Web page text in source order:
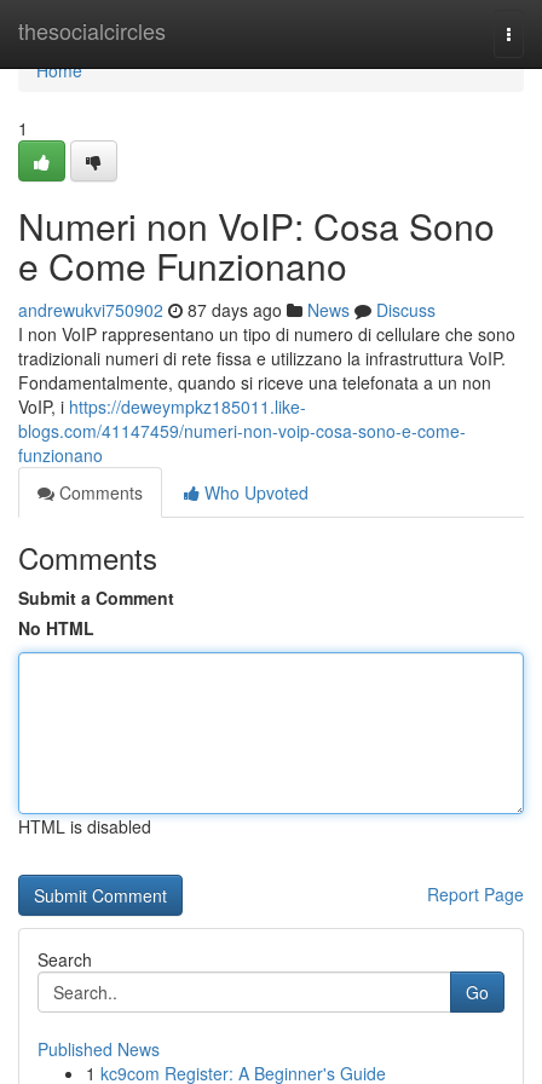
thesocialcircles
Home
Home
1
Numeri non VoIP: Cosa Sono
e Come Funzionano
andrewukvi750902 87 days ago News
Discuss
I non VoIP rappresentano un tipo di numero di cellulare che sono
tradizionali numeri di rete fissa e utilizzano la infrastruttura VoIP.
Fondamentalmente, quando si riceve una telefonata a un non
VoIP, i https://deweympkz185011.like-
blogs.com/41147459/numeri-non-voip-cosa-sono-e-come-
funzionano
Comments
Who Upvoted
Comments
Submit a Comment
No HTML
HTML is disabled
Report Page
Search
Go
Published News
1 kc9com Register: A Beginner's Guide